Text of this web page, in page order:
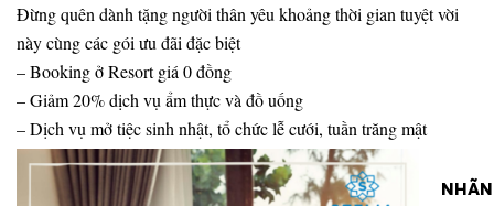
Ưu đãi đặc biệt
Đừng quên dành tặng người thân yêu khoảng thời gian tuyệt vời
này cùng các gói ưu đãi đặc biệt
–Booking ở Resort giá 0 đồng
–Giảm 20% dịch vụ ẩm thực và đồ uống
–Dịch vụ mở tiệc sinh nhật, tổ chức lễ cưới, tuần trăng mật
NHÃN